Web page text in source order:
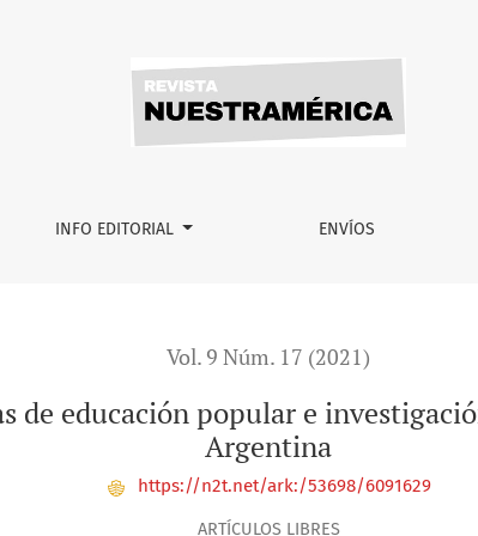
e investigación participativa en Bahía Blanca-
INFO EDITORIAL ENVÍOS
Vol. 9 Núm. 17 (2021)
de educación popular e
Argentina
https://n2t.net/ark:/53698/6091629
ARTÍCULOS LIBRES